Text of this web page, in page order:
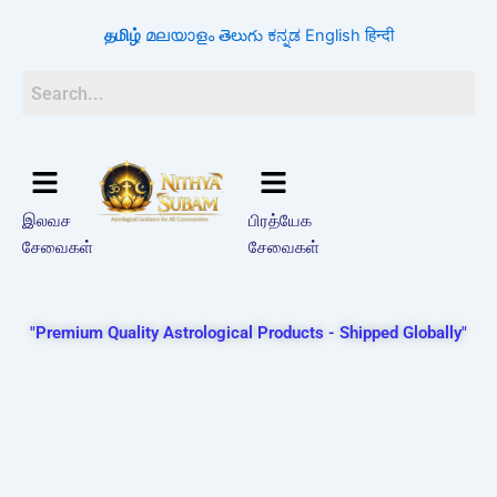
தமிழ் മലയാളം తెలుగు ಕನ್ನಡ English हिन्दी
இலவச
சேவைகள்
பிரத்யேக
சேவைகள்
"Premium Quality Astrological Products - Shipped Globally"